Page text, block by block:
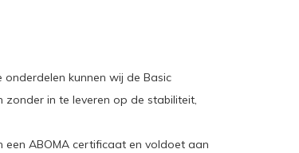
kunnen wij de Basic
in te leveren op de stabiliteit,
een ABOMA certificaat en voldoet aan